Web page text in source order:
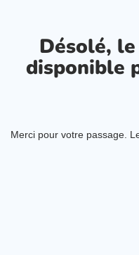
Désolé,
disponible
Merci pour votre passage.